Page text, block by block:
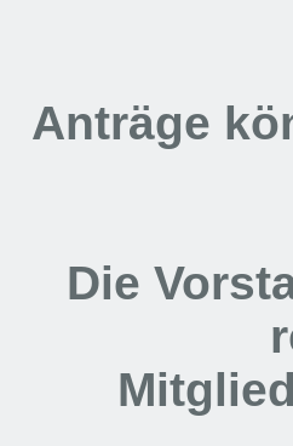
Anträge
Die